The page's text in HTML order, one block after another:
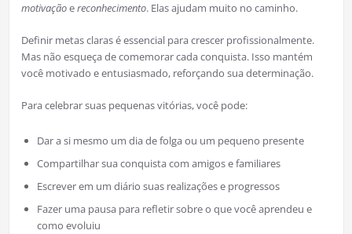
motivaçãoereconhecimento. Elas ajudam muito no caminho.
Definir metas claras é essencial para crescer profissionalmente.
Mas não esqueça de comemorar cada conquista. Isso mantém
você motivado e entusiasmado, reforçando sua determinação.
Para celebrar suas pequenas vitórias, você pode:
Dar a si mesmo um dia de folga ou um pequeno presente
Compartilhar sua conquista com amigos e familiares
Escrever em um diário suas realizações e progressos
Fazer uma pausa para refletir sobre o que você aprendeu e
como evoluiu